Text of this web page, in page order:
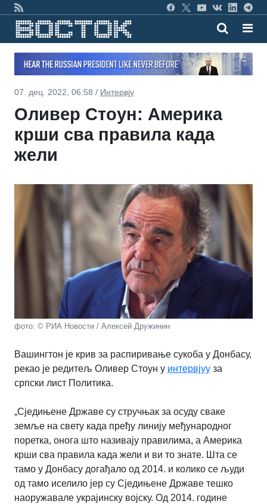
07. дец. 2022, 06:58 / Интервју
Оливер Стоун: Америка
крши сва правила када
жели
фото: © РИА Новости / Алексей Дружинин
Вашингтон је крив за распиривање сукоба у Донбасу,
рекао је редитељ Оливер Стоун у интервјуу за
српски лист Политика.
„Сједињене Државе су стручњак за осуду сваке
земље на свету када пређу линију међународног
поретка, онога што називају правилима, а Америка
крши сва правила када жели и ви то знате. Шта се
тамо у Донбасу догађало од 2014. и колико се људи
од тамо иселило јер су Сједињене Државе тешко
наоружавале украјинску војску. Од 2014. године